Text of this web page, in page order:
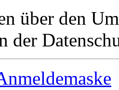
über den
der